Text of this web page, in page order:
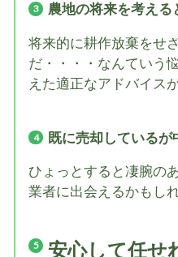
農地の将来を考える
将来的に耕作放棄をせ
だ・・・・なんていう
えた適正なアドバイス
既に売却しているが
ひょっとすると凄腕の
業者に出会えるかもし
安心して任せ